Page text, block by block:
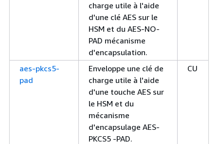
charge utile à l'aide
d'une clé AES sur le
HSM et du AES-NO-
PAD mécanisme
d'encapsulation.
aes-pkcs5-
pad
Enveloppe une clé de
charge utile à l'aide
d'une touche AES sur
le HSM et du
mécanisme
d'encapsulage AES-
PKCS5 -PAD.
CU